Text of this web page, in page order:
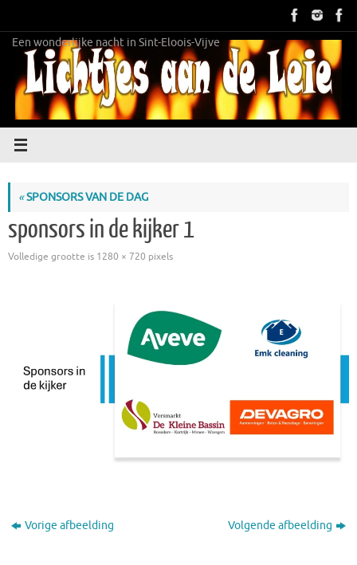
inhoud
Een wonderlijke nacht in Sint-Eloois-Vijve
«SPONSORS VAN DE DAG
sponsors in de kijker 1
Volledige grootte is 1280 × 720 pixels
Vorige afbeelding Volgende afbeelding